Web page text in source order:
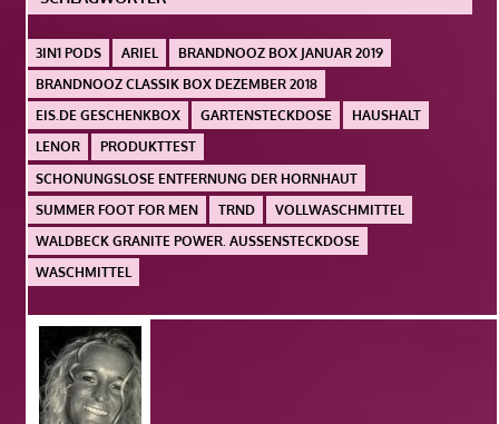
3IN1 PODS ARIEL
BRANDNOOZ BOX JANUAR 2019
BRANDNOOZ CLASSIK BOX DEZEMBER 2018
EIS.DE GESCHENKBOX
GARTENSTECKDOSE
HAUSHALT
LENOR
PRODUKTTEST
SCHONUNGSLOSE ENTFERNUNG DER HORNHAUT
SUMMER FOOT FOR MEN
TRND
VOLLWASCHMITTEL
WALDBECK GRANITE POWER. AUSSENSTECKDOSE
WASCHMITTEL